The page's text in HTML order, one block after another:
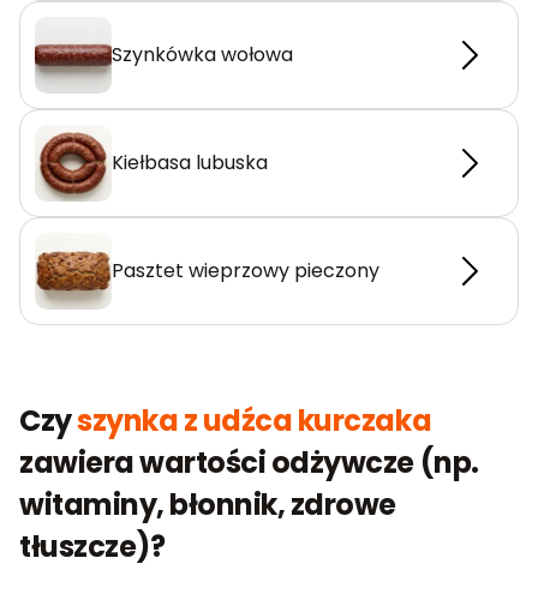
Szynkówka wołowa
Kiełbasa lubuska
Pasztet wieprzowy pieczony
Czyszynka z udźca kurczaka
zawiera wartości odżywcze (np.
witaminy, błonnik, zdrowe
tłuszcze)?